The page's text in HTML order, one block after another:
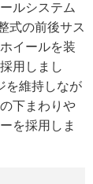
ルシステム
式の前後サス
イールを装
用しまし
を維持しなが
下まわりや
を採用しま